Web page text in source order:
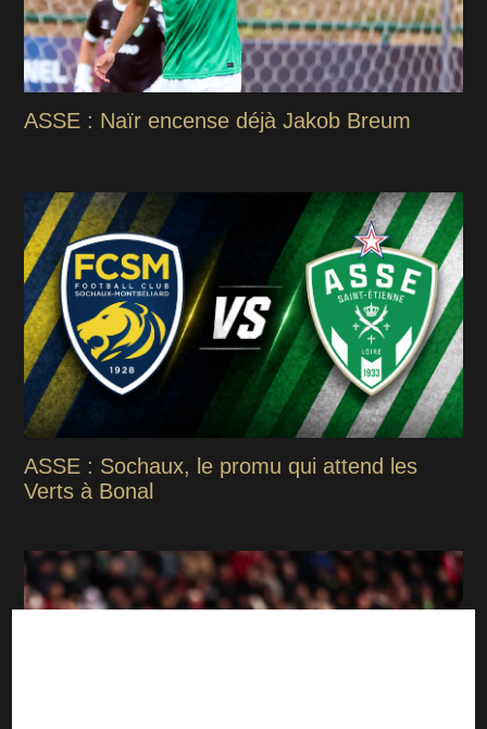
ASSE : Naïr encense déjà Jakob Breum
ASSE : Sochaux, le promu qui attend les
Verts à Bonal